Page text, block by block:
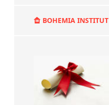
BOHEMIA INSTITUT